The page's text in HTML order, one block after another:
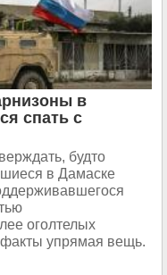
в
спать с
будто
в Дамаске
оголтелых
упрямая вещь.